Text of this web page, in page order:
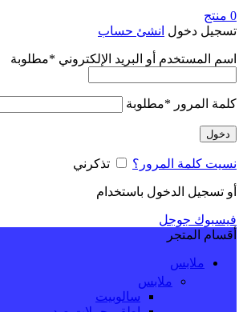
0 منتج
تسجيل دخول انشئ حساب
اسم المستخدم أو البريد الإلكتروني *مطلوبة
كلمة المرور *مطلوبة
دخول
نسيت كلمة المرور؟ تذكرني
أو تسجيل الدخول باستخدام
فيسبوك جوجل
أقسام المتجر
ملابس
ملابس
سالوبيت